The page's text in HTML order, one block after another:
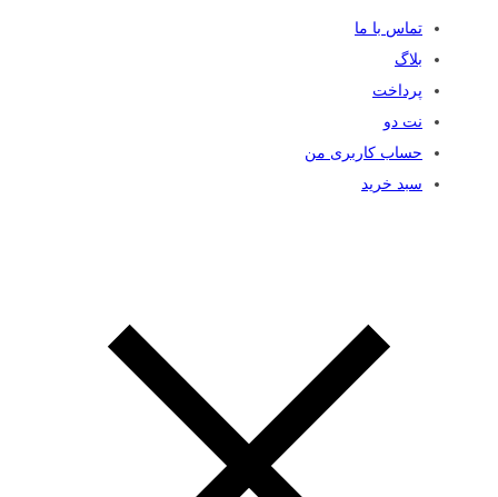
تماس با ما
بلاگ
پرداخت
نت دو
حساب کاربری من
سبد خرید